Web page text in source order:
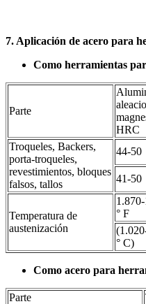
7. Aplicación de acero para
Como herramientas
Parte
HRC
Troqueles, Backers,
porta-troqueles,
revestimientos, bloques
falsos, tallos
44-50
41-50
Temperatura de
austenización
° F
° C)
Como acero para
Parte